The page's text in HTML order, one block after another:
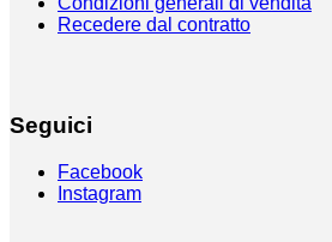
Recedere dal contratto
Seguici
Facebook
Instagram